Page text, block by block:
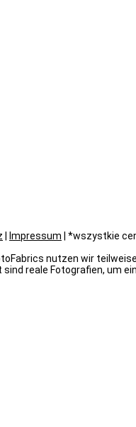
Impressum | *wszystkie
nutzen wir
reale Fotografien, um